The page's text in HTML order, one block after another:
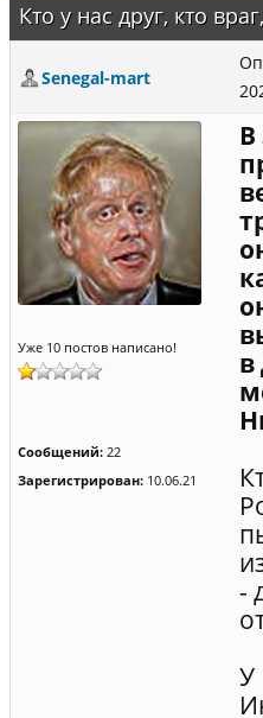
Кто у нас друг, кто
Senegal-mart
Уже 10 постов написано!
Сообщений: 22
Зарегистрирован: 10.06.21
В
в
-
У